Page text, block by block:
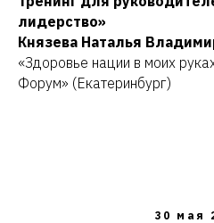
лидерство»
Князева Наталья
«Здоровье нации в моих
Форум» (Екатеринбург)
30 мая